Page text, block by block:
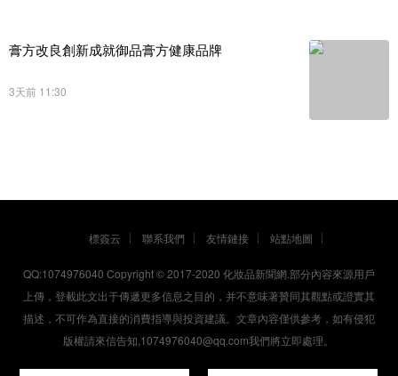
膏方改良創新成就御品膏方健康品牌
3天前 11:30
標簽云 聯系我們 友情鏈接 站點地圖
QQ:1074976040 Copyright © 2017-2020 化妝品新聞網.部分內容來源用戶
上傳，登載此文出于傳遞更多信息之目的，并不意味著贊同其觀點或證實其
描述，不可作為直接的消費指導與投資建議。文章內容僅供參考，如有侵犯
版權請來信告知,1074976040@qq.com我們將立即處理。